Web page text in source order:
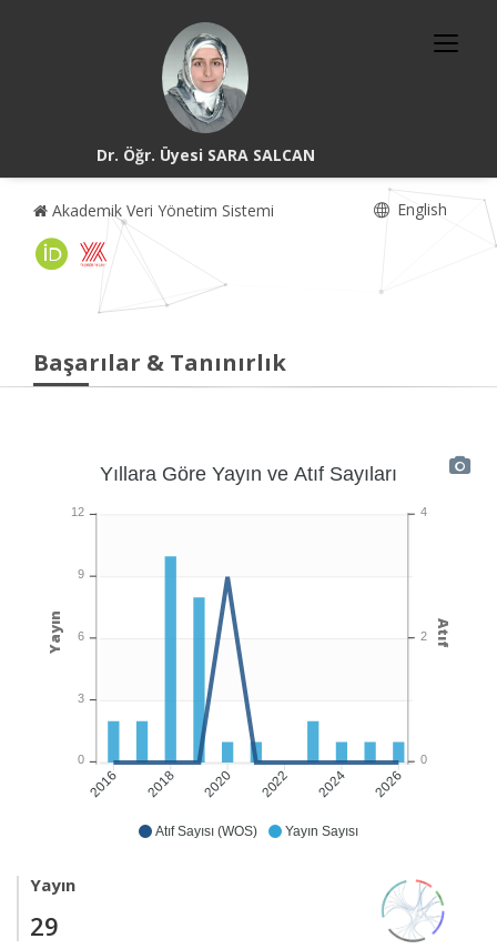
Dr. Öğr. Üyesi SARA SALCAN
Akademik Veri Yönetim Sistemi English
Başarılar & Tanınırlık
Atıf Sayısı (WOS) Yayın Sayısı
2016 2018 2020 2022 2024 2026
Yıllara Göre Yayın ve Atıf Sayıları
4
2
0
Atıf
12
9
6
3
0
Yayın
Yayın
29